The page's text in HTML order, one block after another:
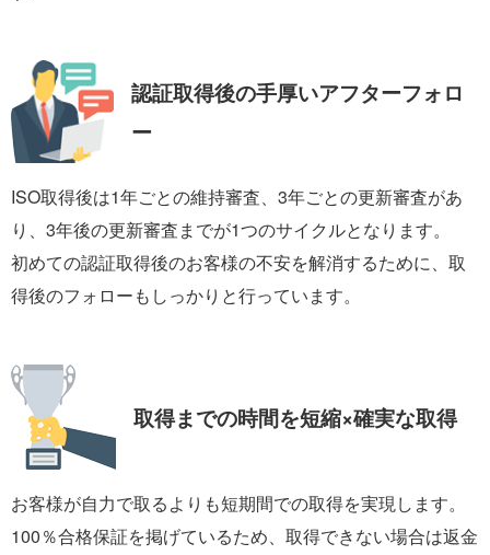
認証取得後の手厚いアフターフォロ
ー
ISO取得後は1年ごとの維持審査、3年ごとの更新審査があ
り、3年後の更新審査までが1つのサイクルとなります。
初めての認証取得後のお客様の不安を解消するために、取
得後のフォローもしっかりと行っています。
取得までの時間を短縮×確実な取得
お客様が自力で取るよりも短期間での取得を実現します。
100％合格保証を掲げているため、取得できない場合は返金